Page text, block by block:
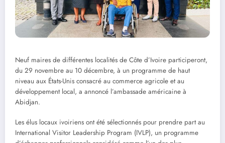
Neuf maires de différentes localités de Côte d’Ivoire participeront,
du 29 novembre au 10 décembre, à un programme de haut
niveau aux États-Unis consacré au commerce agricole et au
développement local, a annoncé l’ambassade américaine à
Abidjan.
Les élus locaux ivoiriens ont été sélectionnés pour prendre part au
International Visitor Leadership Program (IVLP), un programme